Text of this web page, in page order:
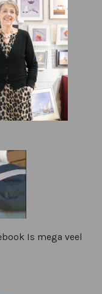
Is mega veel